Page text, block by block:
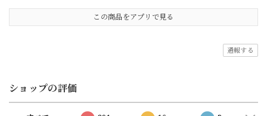
この商品をアプリで見る
通報する
ショップの評価